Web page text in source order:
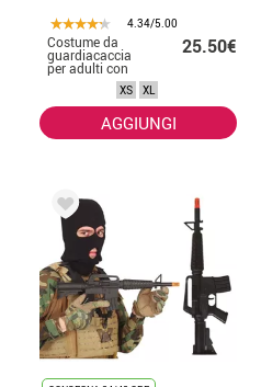
4.34/5.00
Costume da
guardiacaccia
per adulti con
cappuccio
25.50€
XS XL
AGGIUNGI